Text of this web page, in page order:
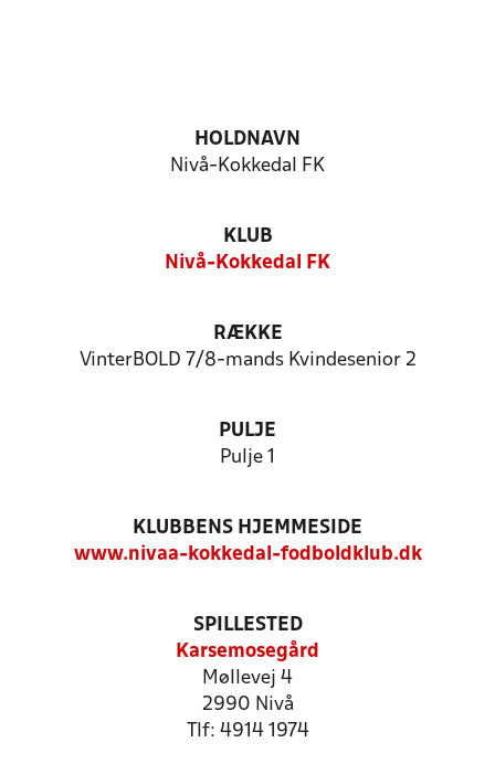
HOLDNAVN
Nivå-Kokkedal FK
KLUB
Nivå-Kokkedal FK
RÆKKE
VinterBOLD 7/8-mands Kvindesenior 2
PULJE
Pulje 1
KLUBBENS HJEMMESIDE
www.nivaa-kokkedal-fodboldklub.dk
SPILLESTED
Karsemosegård
Møllevej 4
2990 Nivå
Tlf: 4914 1974